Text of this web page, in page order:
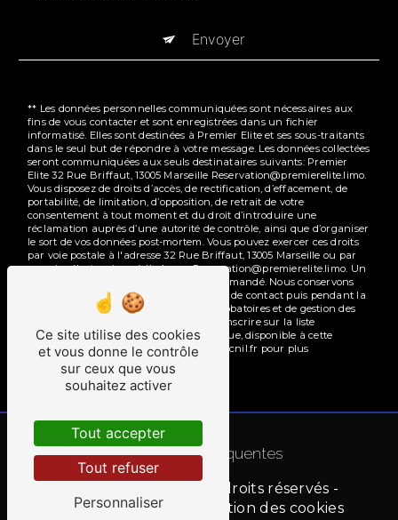
Envoyer
** Les données personnelles communiquées sont nécessaires aux
fins de vous contacter et sont enregistrées dans un fichier
informatisé. Elles sont destinées à Premier Elite et ses sous-traitants
dans le seul but de répondre à votre message. Les données collectées
seront communiquées aux seuls destinataires suivants: Premier
Elite 32 Rue Briffaut, 13005 Marseille Reservation@premierelite.limo.
Vous disposez de droits d’accès, de rectification, d’effacement, de
portabilité, de limitation, d’opposition, de retrait de votre
consentement à tout moment et du droit d’introduire une
réclamation auprès d’une autorité de contrôle, ainsi que d’organiser
le sort de vos données post-mortem. Vous pouvez exercer ces droits
par voie postale à l'adresse 32 Rue Briffaut, 13005 Marseille ou par
courrier électronique à l'adresse Reservation@premierelite.limo. Un
justificatif d'identité pourra vous être demandé. Nous conservons
vos données pendant la période de prise de contact puis pendant la
durée de prescription légale aux fins probatoires et de gestion des
contentieux. Vous avez le droit de vous inscrire sur la liste
d'opposition au démarchage téléphonique, disponible à cette
adresse:Bloctel.gouv.fr. Consultez le site cnil.fr pour plus
d’informations sur vos droits.
Recherches fréquentes
- 2026 - Tous droits réservés -
Mentions légales
Gestion des cookies
Ce site utilise des cookies
et vous donne le contrôle
sur ceux que vous
souhaitez activer
Tout accepter
Tout refuser
Personnaliser